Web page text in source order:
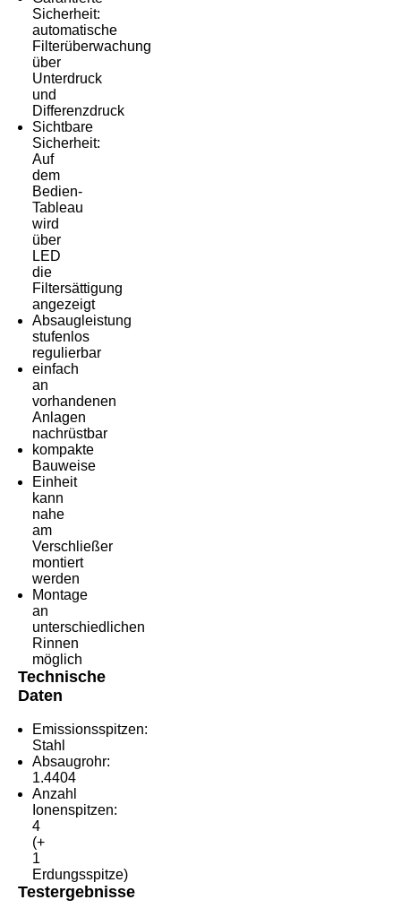
Sicherheit:
automatische
Filterüberwachung
über
Unterdruck
und
Differenzdruck
Sichtbare
Sicherheit:
Auf
dem
Bedien-
Tableau
wird
über
LED
die
Filtersättigung
angezeigt
Absaugleistung
stufenlos
regulierbar
einfach
an
vorhandenen
Anlagen
nachrüstbar
kompakte
Bauweise
Einheit
kann
nahe
am
Verschließer
montiert
werden
Montage
an
unterschiedlichen
Rinnen
möglich
Technische
Daten
Emissionsspitzen:
Stahl
Absaugrohr:
1.4404
Anzahl
Ionenspitzen:
4
(+
1
Erdungsspitze)
Testergebnisse